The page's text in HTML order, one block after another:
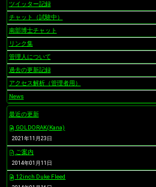
ツイッター記録
チャット（試験中）
南部博士チャット
リンク集
管理人について
過去の更新記録
アクセス解析（管理者用）
News
最近の更新
GOLDORAK(Kana)
2021年11月23日
ご案内
2014年01月11日
12inch Duke Fleed